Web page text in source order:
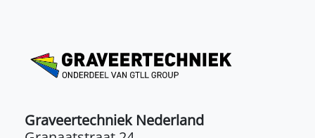
Graveertechniek Nederland